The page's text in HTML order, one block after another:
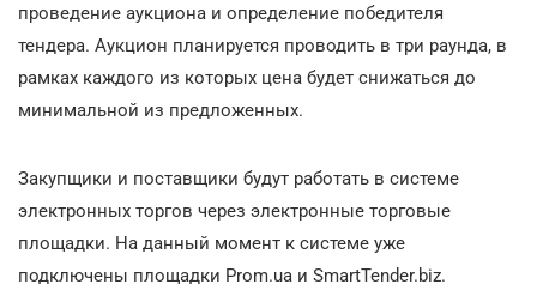
проведение аукциона и определение победителя
тендера. Аукцион планируется проводить в три раунда, в
рамках каждого из которых цена будет снижаться до
минимальной из предложенных.
Закупщики и поставщики будут работать в системе
электронных торгов через электронные торговые
площадки. На данный момент к системе уже
подключены площадки Prom.ua и SmartTender.biz.